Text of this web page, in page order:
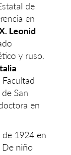
de
en
Leonid
y ruso.
Facultad
San
en
1924 en
De niño